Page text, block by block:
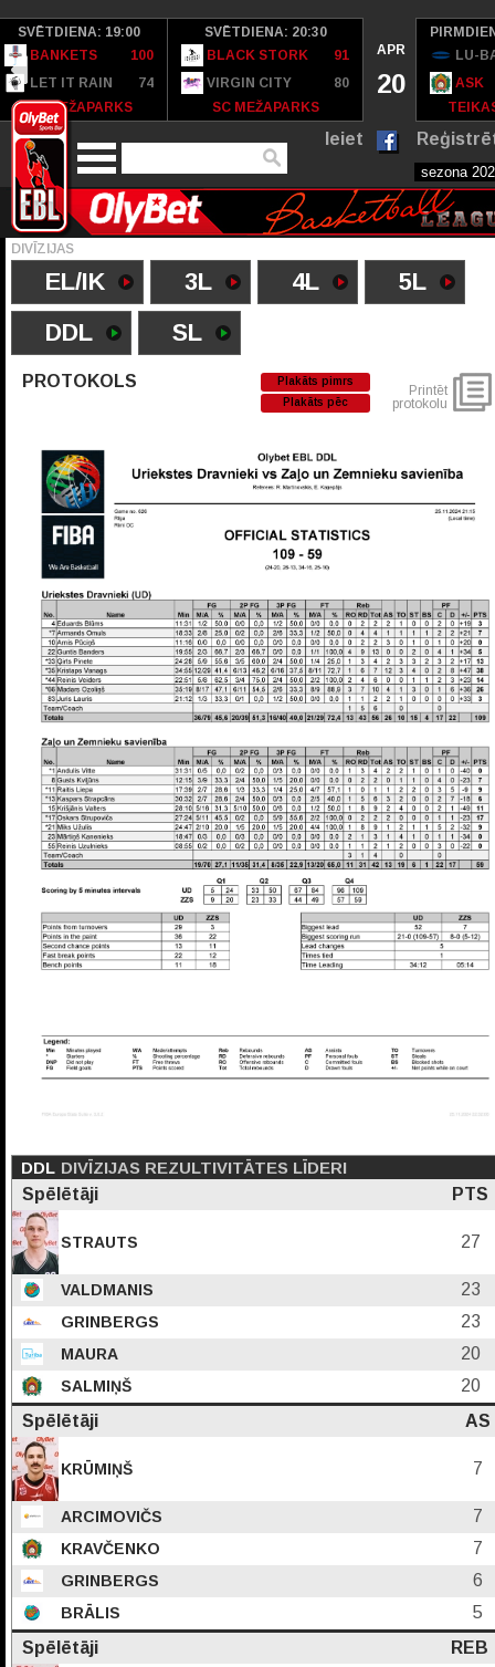
SVĒTDIENA: 19:00
BANKETS
100
LET IT RAIN
74
SC MEŽAPARKS
SVĒTDIENA: 20:30
BLACK STORK
91
VIRGIN CITY
80
SC MEŽAPARKS
APR
20
LU-
ASK
Ieiet
DIVĪZIJAS
EL/IK 3L 4L
5L
DDL
SL
PROTOKOLS
Plakāts pimrs
Plakāts pēc
Printēt
protokolu
DDL DIVĪZIJAS REZULTIVITĀTES LĪDERI
Spēlētāji
PTS
STRAUTS 27
VALDMANIS 23
GRINBERGS 23
MAURA 20
SALMIŅŠ
20
Spēlētāji
AS
KRŪMIŅŠ 7
ARCIMOVIČS 7
KRAVČENKO 7
GRINBERGS 6
BRĀLIS
5
Spēlētāji
REB